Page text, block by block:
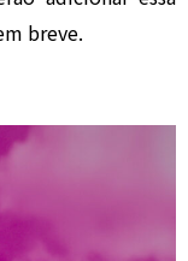
breve.